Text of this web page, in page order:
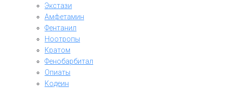
Экстази
Амфетамин
Фентанил
Ноотропы
Кратом
Фенобарбитал
Опиаты
Кодеин